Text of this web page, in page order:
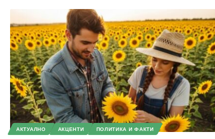
АКТУАЛНО АКЦЕНТИ ПОЛИТИКА И ФАКТИ